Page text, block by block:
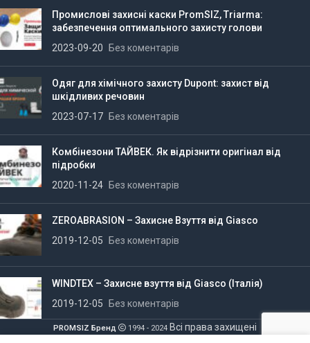
Промислові захисні каски PromSIZ, Triarma:
забезпечення оптимального захисту голови
2023-09-20
Без коментарів
Одяг для хімічного захисту Dupont: захист від
шкідливих речовин
2023-07-17
Без коментарів
Комбінезони ТАЙВЕК. Як відрізнити оригінал від
підробки
2020-11-24
Без коментарів
ZEROABRASION – Захисне Взуття від Giasco
2019-12-05
Без коментарів
WINDTEX – Захисне взуття від Giasco (Італія)
2019-12-05
Без коментарів
PROMSIZ Бренд 1994 - 2024 Всі права захищені